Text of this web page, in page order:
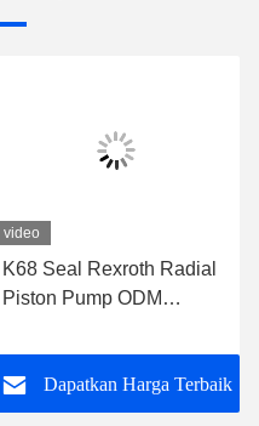
video
K68 Seal Rexroth Radial
Piston Pump ODM
VPA42K01
Dapatkan Harga Terbaik